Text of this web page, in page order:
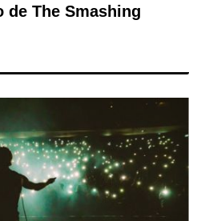
The Smashing